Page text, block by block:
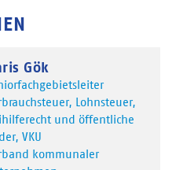
Gök
Lohnsteuer,
und öffentliche
VKU
kommunaler